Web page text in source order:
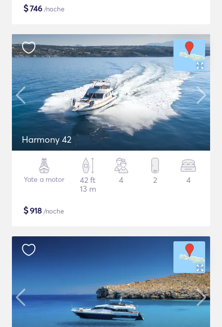
$746 /noche
Harmony 42
Yate a motor
42 ft
13 m
4 2 4
$918 /noche